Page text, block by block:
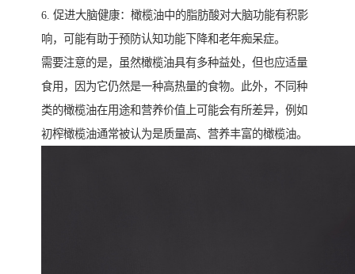
6. 促进大脑健康：橄榄油中的脂肪酸对大脑功能有积影
响，可能有助于预防认知功能下降和老年痴呆症。
需要注意的是，虽然橄榄油具有多种益处，但也应适量
食用，因为它仍然是一种高热量的食物。此外，不同种
类的橄榄油在用途和营养价值上可能会有所差异，例如
初榨橄榄油通常被认为是质量高、营养丰富的橄榄油。